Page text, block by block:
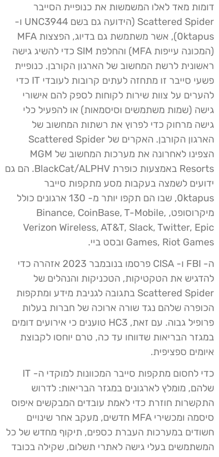
דומות מאד לאלו המשמשות את כנופיית הסייבר
Scattered Spider (הידועה גם בשם UNC3944 ו-
0ktapus), אשר משתמשת גם בדיוג, הפצצות MFA
(המכונה עייפות MFA) והחלפת SIM כדי להשיג גישה
ראשונית לרשת המחשוב של הארגון הקורבן. כנופיית
פשעי סייבר זו מתחזה לעתים קרובות לעובדי IT כדי
להערים על צוות שירות לקוחות לספק להם אישורי
גישה (שמות משתמשים וסיסמאות) או להפעיל כלי
גישה מרחוק כדי לפרוץ את רשתות המחשוב של
הארגון הקורבן. האקרים של Scattered Spider
הצפינו לאחרונה את מערכות המחשוב של MGM
Resorts באמצעות כופרת BlackCat/ALPHV. הם גם
ידועים לשמצה בעקבות מסע מתקפות סייבר
0ktapus, שבו הם תקפו יותר מ- 130 ארגונים כולל
מיקרוסופט, Binance, CoinBase, T-Mobile,
Verizon Wireless, AT&T, Slack, Twitter, Epic
Games, Riot Games ובסט ביי.
ה- FBI ו- CISA פרסמו בנובמבר 2023 אזהרה כדי
להדגיש את הטקטיקות, הטכניקות והנהלים של
Scattered Spider בתגובה לגניבת מידע ומתקפות
הכופרה שלהם נגד שורה ארוכה של חברות בעלות
פרופיל גבוה. עם זאת, HC3 טוענים כי אירועים דומים
במגזר הבריאות שדווחו עד כה, טרם יוחסו לקבוצת
איומים ספציפית.
כדי לחסום מתקפות סייבר המכוונות למוקדי ה- IT
שלהם, מומלץ לארגונים במגזר הבריאות: לדרוש
התקשרות חוזרת כדי לאמת עובדים המבקשים איפוס
סיסמה ומכשירי MFA חדשים, מעקב אחר שינויים
חשודים במערכות העברת כספים, תיקוף מחדש של כל
המשתמשים בעלי גישה לאתרי תשלום, שקילה בכובד